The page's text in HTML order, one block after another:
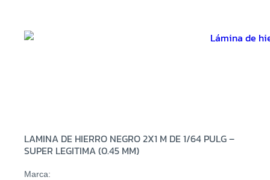
LAMINA DE HIERRO NEGRO 2X1 M DE 1/64 PULG –
SUPER LEGITIMA (0.45 MM)
Marca: